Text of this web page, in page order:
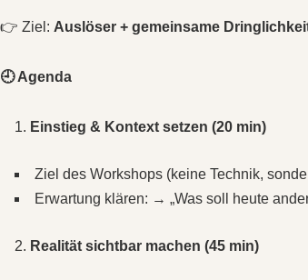
👉 Ziel: Auslöser + gemeinsame
🕘 Agenda
Einstieg & Kontext setzen (20 min)
Ziel des Workshops (keine Technik,
Erwartung klären: → „Was soll heute
Realität sichtbar machen (45 min)